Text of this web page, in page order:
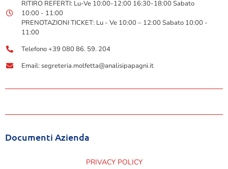
RITIRO REFERTI: Lu-Ve 10:00-12:00 16:30-18:00 Sabato
10:00 - 11:00
PRENOTAZIONI TICKET: Lu - Ve 10:00 – 12:00 Sabato 10:00 -
11:00
Telefono +39 080 86. 59. 204
Email: segreteria.molfetta@analisipapagni.it
Documenti Azienda
PRIVACY POLICY